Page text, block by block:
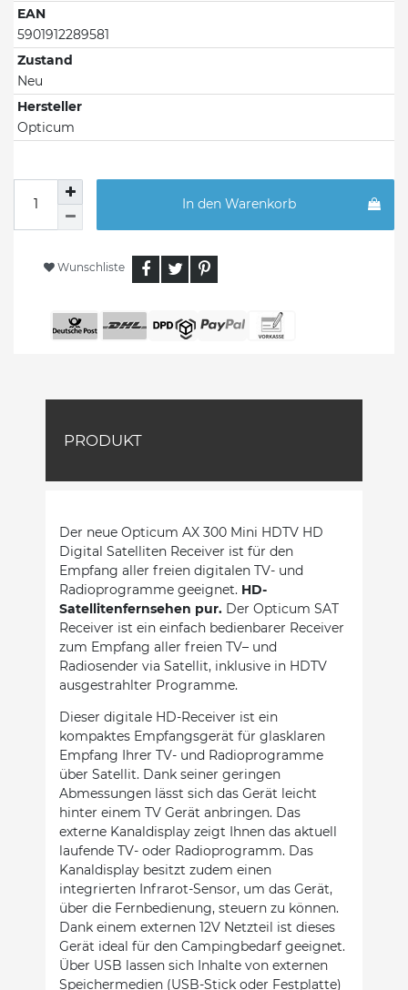
EAN
5901912289581
Zustand
Neu
Hersteller
Opticum
In den Warenkorb
Wunschliste
PRODUKT
Der neue Opticum AX 300 Mini HDTV HD
Digital Satelliten Receiver ist für den
Empfang aller freien digitalen TV- und
Radioprogramme geeignet. HD-
Satellitenfernsehen pur. Der Opticum SAT
Receiver ist ein einfach bedienbarer Receiver
zum Empfang aller freien TV– und
Radiosender via Satellit, inklusive in HDTV
ausgestrahlter Programme.
Dieser digitale HD-Receiver ist ein
kompaktes Empfangsgerät für glasklaren
Empfang Ihrer TV- und Radioprogramme
über Satellit. Dank seiner geringen
Abmessungen lässt sich das Gerät leicht
hinter einem TV Gerät anbringen. Das
externe Kanaldisplay zeigt Ihnen das aktuell
laufende TV- oder Radioprogramm. Das
Kanaldisplay besitzt zudem einen
integrierten Infrarot-Sensor, um das Gerät,
über die Fernbedienung, steuern zu können.
Dank einem externen 12V Netzteil ist dieses
Gerät ideal für den Campingbedarf geeignet.
Über USB lassen sich Inhalte von externen
Speichermedien (USB-Stick oder Festplatte)